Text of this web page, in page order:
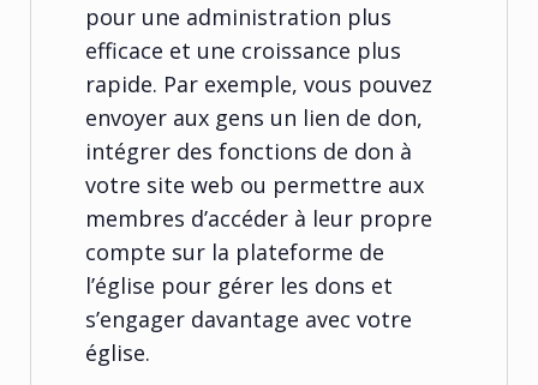
pour une administration plus
efficace et une croissance plus
rapide. Par exemple, vous pouvez
envoyer aux gens un lien de don,
intégrer des fonctions de don à
votre site web ou permettre aux
membres d’accéder à leur propre
compte sur la plateforme de
l’église pour gérer les dons et
s’engager davantage avec votre
église.